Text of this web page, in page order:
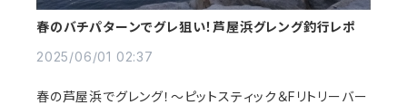
春のバチパターンでグレ狙い！芦屋浜グレング釣行レポ
2025/06/01 02:37
春の芦屋浜でグレング！～ピットスティック＆Fリトリーバー